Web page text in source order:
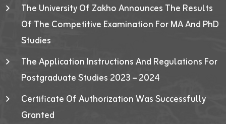
The University Of Zakho Announces The Results
Of The Competitive Examination For MA And PhD
Studies
The Application Instructions And Regulations For
Postgraduate Studies 2023 – 2024
Certificate Of Authorization Was Successfully
Granted